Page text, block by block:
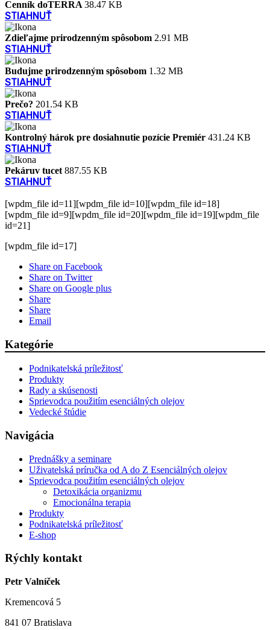
Cenník doTERRA 38.47 KB
STIAHNUŤ
Zdieľajme prirodzenným spôsobom 2.91 MB
STIAHNUŤ
Budujme prirodzenným spôsobom 1.32 MB
STIAHNUŤ
Prečo? 201.54 KB
STIAHNUŤ
Kontrolný hárok pre dosiahnutie pozície Premiér 431.24 KB
STIAHNUŤ
Pekáruv tucet 887.55 KB
STIAHNUŤ
[wpdm_file id=11][wpdm_file id=10][wpdm_file id=18]
[wpdm_file id=9][wpdm_file id=20][wpdm_file id=19][wpdm_file
id=21]
[wpdm_file id=17]
Share on Facebook
Share on Twitter
Share on Google plus
Share
Share
Email
Kategórie
Podnikatelská príležitosť
Produkty
Rady a skúsenosti
Sprievodca použitím esenciálných olejov
Vedecké štúdie
Navigácia
Prednášky a seminare
Uživatelská príručka od A do Z Esenciálných olejov
Sprievodca použitím esenciálných olejov
Detoxikácia organizmu
Emocionálna terapia
Produkty
Podnikatelská príležitosť
E-shop
Rýchly kontakt
Petr Valníček
Kremencová 5
841 07 Bratislava